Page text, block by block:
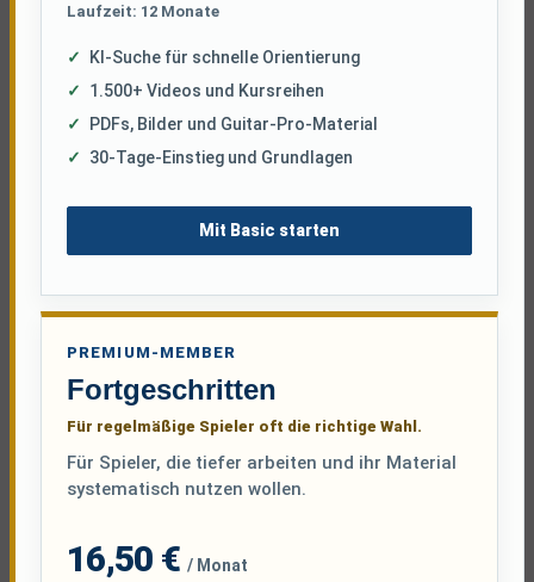
Laufzeit: 12 Monate
KI-Suche für schnelle Orientierung
1.500+ Videos und Kursreihen
PDFs, Bilder und Guitar-Pro-Material
30-Tage-Einstieg und Grundlagen
Mit Basic starten
PREMIUM-MEMBER
Fortgeschritten
Für regelmäßige Spieler oft die richtige Wahl.
Für Spieler, die tiefer arbeiten und ihr Material
systematisch nutzen wollen.
16,50 € / Monat